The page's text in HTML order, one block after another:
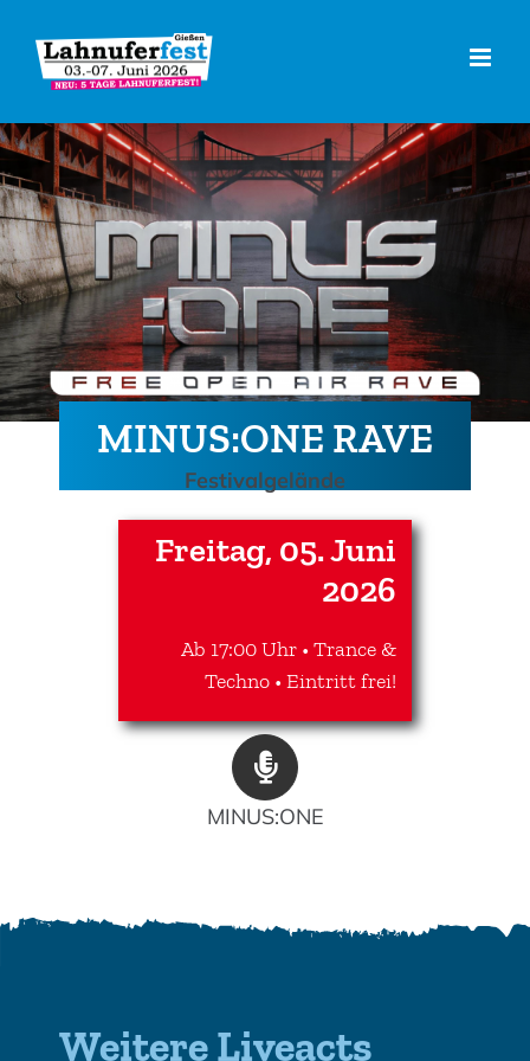
Inhalt
springen
MINUS:ONE RAVE
Festivalgelände
Freitag, 05. Juni
2026
Ab 17:00 Uhr • Trance &
Techno • Eintritt frei!
MINUS:ONE
Weitere Liveacts